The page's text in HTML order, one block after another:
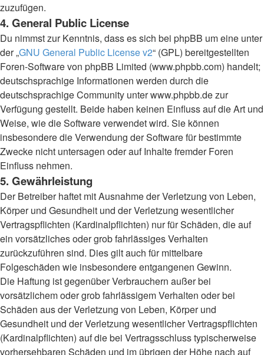
zuzufügen.
4. General Public License
Du nimmst zur Kenntnis, dass es sich bei phpBB um eine unter
der „GNU General Public License v2“ (GPL) bereitgestellten
Foren-Software von phpBB Limited (www.phpbb.com) handelt;
deutschsprachige Informationen werden durch die
deutschsprachige Community unter www.phpbb.de zur
Verfügung gestellt. Beide haben keinen Einfluss auf die Art und
Weise, wie die Software verwendet wird. Sie können
insbesondere die Verwendung der Software für bestimmte
Zwecke nicht untersagen oder auf Inhalte fremder Foren
Einfluss nehmen.
5. Gewährleistung
Der Betreiber haftet mit Ausnahme der Verletzung von Leben,
Körper und Gesundheit und der Verletzung wesentlicher
Vertragspflichten (Kardinalpflichten) nur für Schäden, die auf
ein vorsätzliches oder grob fahrlässiges Verhalten
zurückzuführen sind. Dies gilt auch für mittelbare
Folgeschäden wie insbesondere entgangenen Gewinn.
Die Haftung ist gegenüber Verbrauchern außer bei
vorsätzlichem oder grob fahrlässigem Verhalten oder bei
Schäden aus der Verletzung von Leben, Körper und
Gesundheit und der Verletzung wesentlicher Vertragspflichten
(Kardinalpflichten) auf die bei Vertragsschluss typischerweise
vorhersehbaren Schäden und im übrigen der Höhe nach auf